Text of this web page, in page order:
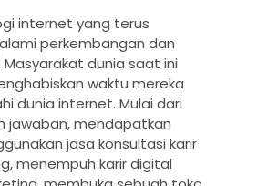
internet yang terus
perkembangan dan
dunia saat ini
waktu mereka
dunia internet. Mulai dari
jawaban, mendapatkan
jasa konsultasi karir
, menempuh karir digital